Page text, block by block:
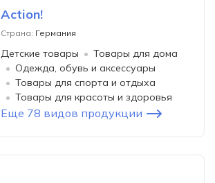
Action!
Страна: Германия
Детские товары
Товары для дома
Одежда, обувь и аксессуары
Товары для спорта и отдыха
Товары для красоты и здоровья
Еще 78 видов продукции